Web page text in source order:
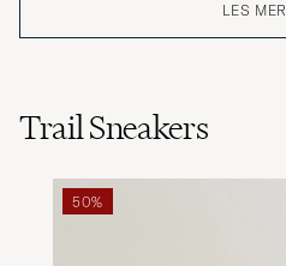
LES MER
Trail Sneakers
50%